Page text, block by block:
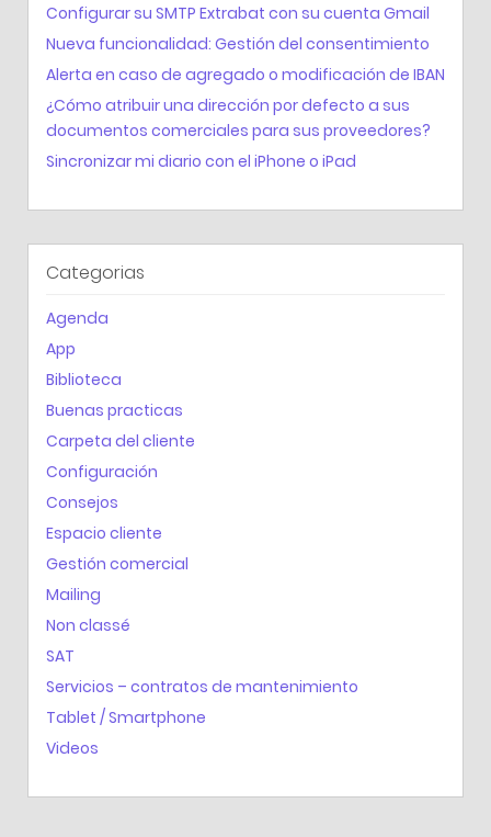
Configurar su SMTP Extrabat con su cuenta Gmail
Nueva funcionalidad: Gestión del consentimiento
Alerta en caso de agregado o modificación de IBAN
¿Cómo atribuir una dirección por defecto a sus
documentos comerciales para sus proveedores?
Sincronizar mi diario con el iPhone o iPad
Categorias
Agenda
App
Biblioteca
Buenas practicas
Carpeta del cliente
Configuración
Consejos
Espacio cliente
Gestión comercial
Mailing
Non classé
SAT
Servicios – contratos de mantenimiento
Tablet / Smartphone
Videos